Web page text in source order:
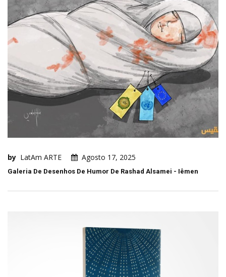
by LatAm ARTE Agosto 17, 2025
Galeria De Desenhos De Humor De Rashad Alsamei - Iêmen